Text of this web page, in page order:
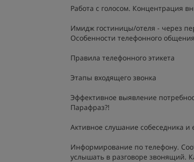
Работа с голосом. Концентрация
Имидж гостиницы/отеля - через
Особенности телефонного
Правила телефонного этикета
Этапы входящего звонка
Эффективное выявление
Парафраз?!
Активное слушание собеседника и
Информирование по телефону.
услышать в разговоре звонящий.